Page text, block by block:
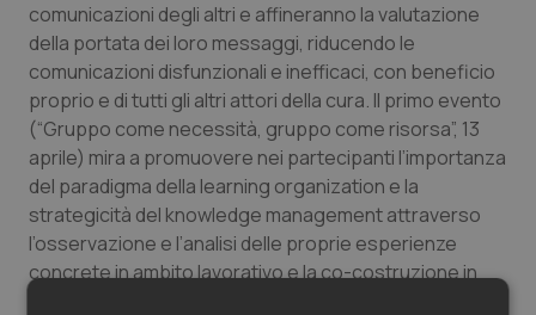
Salute orale & impianti
Sangue & coagulazione
Tiroide
Tumore al seno
Tumore ovarico
comunicazioni degli altri e affineranno la valutazione
della portata dei loro messaggi, riducendo le
comunicazioni disfunzionali e inefficaci, con beneficio
proprio e di tutti gli altri attori della cura. Il primo evento
(“Gruppo come necessità, gruppo come risorsa”, 13
aprile) mira a promuovere nei partecipanti l’importanza
del paradigma della learning organization e la
strategicità del knowledge management attraverso
l’osservazione e l’analisi delle proprie esperienze
concrete in ambito lavorativo e la co-costruzione in